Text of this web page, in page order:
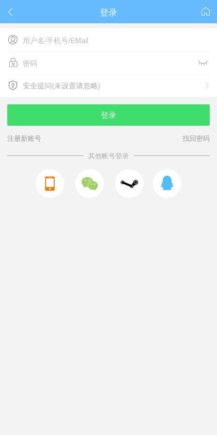
 
登录

 
 
安全提问(未设置请忽略)
安全提问(未设置请忽略)
登录
注册新账号
找回密码
其他帐号登录
  